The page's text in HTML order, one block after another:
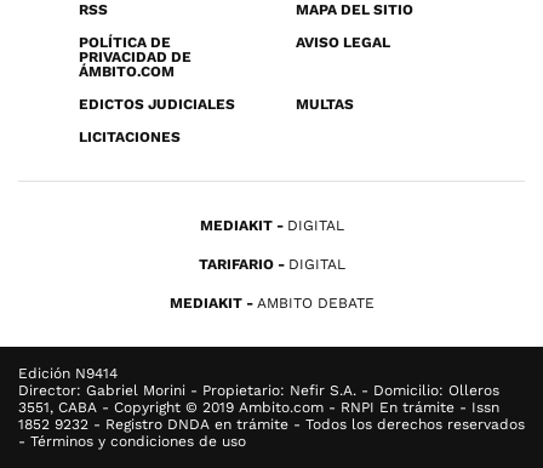
RSS
MAPA DEL SITIO
POLÍTICA DE
PRIVACIDAD DE
ÁMBITO.COM
AVISO LEGAL
EDICTOS JUDICIALES
MULTAS
LICITACIONES
MEDIAKIT DIGITAL
TARIFARIO DIGITAL
MEDIAKIT AMBITO DEBATE
Edición N9414
Director: Gabriel Morini - Propietario: Nefir S.A. - Domicilio: Olleros
3551, CABA - Copyright © 2019 Ambito.com - RNPI En trámite - Issn
1852 9232 - Registro DNDA en trámite - Todos los derechos reservados
- Términos y condiciones de uso